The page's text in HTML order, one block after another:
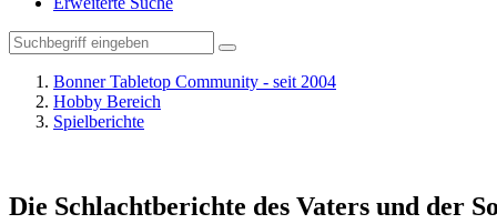
Bonner Tabletop Community - seit 2004
Hobby Bereich
Spielberichte
Die Schlachtberichte des Vaters und der